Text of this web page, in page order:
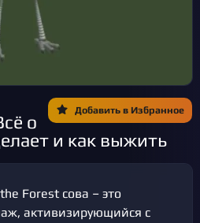
Добавить в Избранное
о
и как выжить
Forest сова – это
активизирующийся с